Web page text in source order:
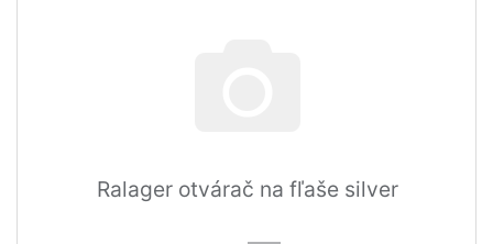
Ralager otvárač na fľaše silver